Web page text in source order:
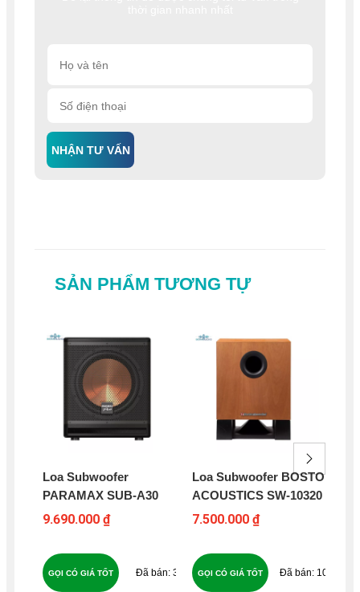
NHẬN TƯ VẤN
SẢN PHẨM TƯƠNG TỰ
Loa Subwoofer
PARAMAX SUB-A30
9.690.000 ₫
32
GỌI CÓ GIÁ TỐT
Loa Subwoofer BOSTON
ACOUSTICS SW-10320
7.500.000 ₫
109
GỌI CÓ GIÁ TỐT